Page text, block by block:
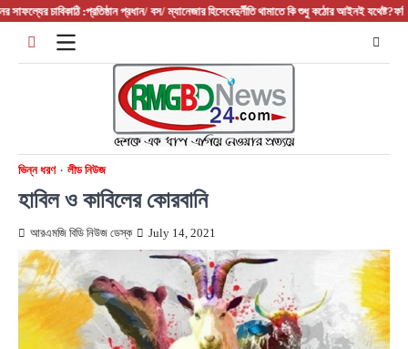
Skipচাবিকাঠি :প্রতিষ্ঠান প্রধান/ বস/ ম্যানেজার হিসেবেদুর্নীতি থামাতে কি শুধু কঠোর আইনই যথেষ্ট?
ভিন্ন ধরণ লীড নিউজ
হাবিল ও কাবিলের কোরবানি
আরএমজি বিডি নিউজ ডেস্ক July 14, 2021